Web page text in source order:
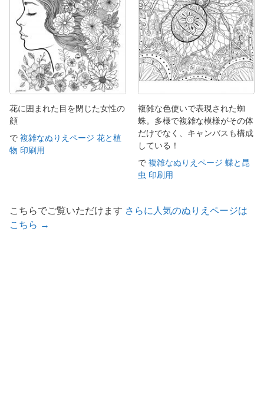
花に囲まれた目を閉じた女性の
顔
で 複雑なぬりえページ 花と植
物 印刷用
複雑な色使いで表現された蜘
蛛。多様で複雑な模様がその体
だけでなく、キャンバスも構成
している！
で 複雑なぬりえページ 蝶と昆
虫 印刷用
こちらでご覧いただけます さらに人気のぬりえページは
こちら →